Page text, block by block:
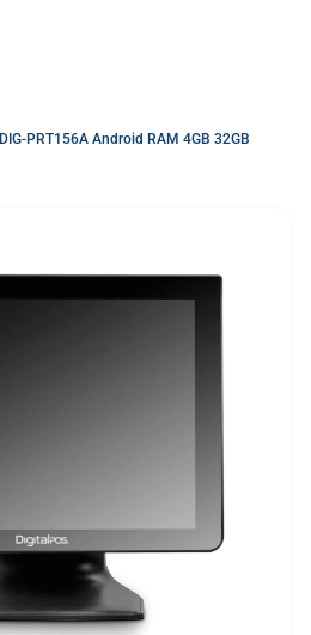
PRT156A Android RAM 4GB 32GB